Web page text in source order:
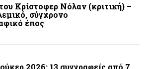
Κρίστοφερ Νόλαν (κριτική) –
σύγχρονο
έπος
2026: 13 συγγραφείς από 7